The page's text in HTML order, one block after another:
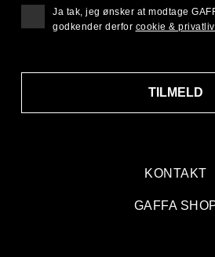
KONTAKT
GAFFA
TILMELD
Ja tak, jeg ønsker at modtage
godkender derfor cookie &